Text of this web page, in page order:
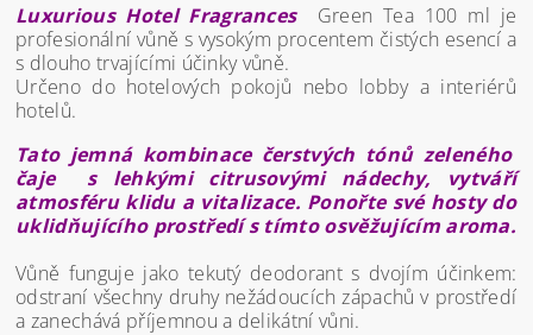
Luxurious Hotel FragrancesGreen Tea 100 ml je
profesionální vůně s vysokým procentem čistých esencí a
s dlouho trvajícími účinky vůně.
Určeno do hotelových pokojů nebo lobby a interiérů
hotelů.
Tato jemná kombinace čerstvých tónů zeleného
čaje s lehkými citrusovými nádechy, vytváří
atmosféru klidu a vitalizace. Ponořte své hosty do
uklidňujícího prostředí s tímto osvěžujícím aroma.
Vůně funguje jako tekutý deodorant s dvojím účinkem:
odstraní všechny druhy nežádoucích zápachů v prostředí
a zanechává příjemnou a delikátní vůni.